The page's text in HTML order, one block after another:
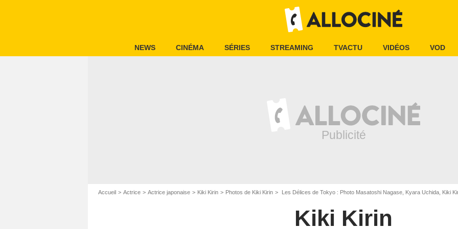
NEWS CINÉMA SÉRIES STREAMING TVACTU VIDÉOS VOD
Accueil Actrice Actrice japonaise Kiki Kirin Photos de Kiki Kirin Les Délices de Tokyo : Photo Masatoshi Nagase, Kyara Uchida, Kiki
Kiki Kirin